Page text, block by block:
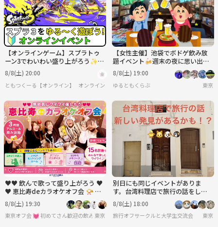
【オンラインゲーム】スプラトゥ
ーン3でわいわい盛り上がろう✨
【🔰ゲーム初心者歓迎】
8/8(土) 20:00
ともつくーる【オンライン】 オンライン
【女性主催】池袋でボドゲ飲み放
題イベント🍻週末の夜に思い出作
り✨ 新規大歓迎！！
8/8(土) 19:00
ゆるともくらぶ 東京
♥♥ 飲んで歌って盛り上がろう ♥
♥ 恵比寿deカラオケオフ会 📯 ３
時間飲み放題 🍷
8/8(土) 19:30
東京オフ会 💓 初めてさん歓迎の飲み会です 💓 男女関係なく純粋に友達作りをしよう
東京
別日にも同じイベントがありま
す。台湾料理店で旅行の話をしま
せんか🎵20代社会人と大学生限
定。
8/8(土) 18:00
旅行オフサークルと大学生交流会 東京